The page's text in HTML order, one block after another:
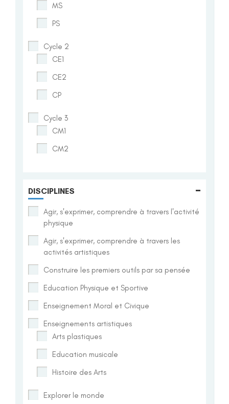
MS
PS
Cycle 2
CE1
CE2
CP
Cycle 3
CM1
CM2
DISCIPLINES -
Agir, s'exprimer, comprendre à travers l'activité
physique
Agir, s'exprimer, comprendre à travers les
activités artistiques
Construire les premiers outils par sa pensée
Education Physique et Sportive
Enseignement Moral et Civique
Enseignements artistiques
Arts plastiques
Education musicale
Histoire des Arts
Explorer le monde